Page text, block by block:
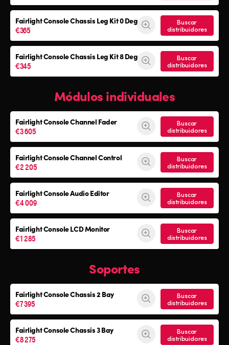
Fairlight ConsoleChassis Leg Kit 0 Deg
€365
Buscar
distribuidores
Fairlight ConsoleChassis Leg Kit 8 Deg
€345
Buscar
distribuidores
Módulos individuales
Fairlight Console Channel Fader
€3 605
Buscar
distribuidores
Fairlight Console Channel Control
€2 205
Buscar
distribuidores
Fairlight Console Audio Editor
€4 009
Buscar
distribuidores
Fairlight Console LCD Monitor
€1 285
Buscar
distribuidores
Soportes
Fairlight ConsoleChassis 2 Bay
€7 395
Buscar
distribuidores
Fairlight ConsoleChassis 3 Bay
€8 275
Buscar
distribuidores